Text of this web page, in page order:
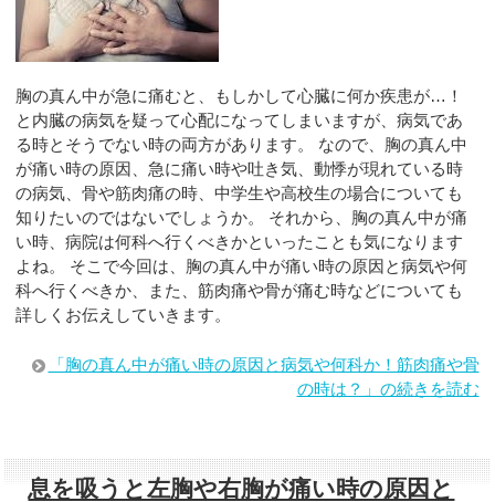
胸の真ん中が急に痛むと、もしかして心臓に何か疾患が…！
と内臓の病気を疑って心配になってしまいますが、病気であ
る時とそうでない時の両方があります。 なので、胸の真ん中
が痛い時の原因、急に痛い時や吐き気、動悸が現れている時
の病気、骨や筋肉痛の時、中学生や高校生の場合についても
知りたいのではないでしょうか。 それから、胸の真ん中が痛
い時、病院は何科へ行くべきかといったことも気になります
よね。 そこで今回は、胸の真ん中が痛い時の原因と病気や何
科へ行くべきか、また、筋肉痛や骨が痛む時などについても
詳しくお伝えしていきます。
「胸の真ん中が痛い時の原因と病気や何科か！筋肉痛や骨
の時は？」の続きを読む
息を吸うと左胸や右胸が痛い時の原因と